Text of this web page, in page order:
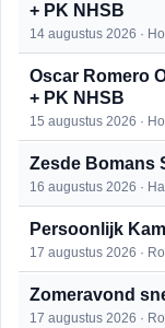
+ PK NHSB
14 augustus 2026 ·
Oscar Romero
+ PK NHSB
15 augustus 2026 ·
Zesde Bomans
16 augustus 2026 ·
Persoonlijk
17 augustus 2026 ·
Zomeravond
17 augustus 2026 ·